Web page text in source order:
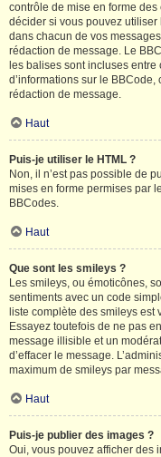
contrôle de mise en forme des
décider si vous pouvez
dans chacun de vos
rédaction de message. Le
les balises sont incluses
d’informations sur le
rédaction de message.
Haut
Puis-je utiliser le HTML ?
Non, il n’est pas possible de
mises en forme permises par
BBCodes.
Haut
Que sont les smileys ?
Les smileys, ou émoticônes,
sentiments avec un code
liste complète des smileys
Essayez toutefois de ne pas
message illisible et un
d’effacer le message.
maximum de smileys par
Haut
Puis-je publier des images ?
Oui, vous pouvez afficher des